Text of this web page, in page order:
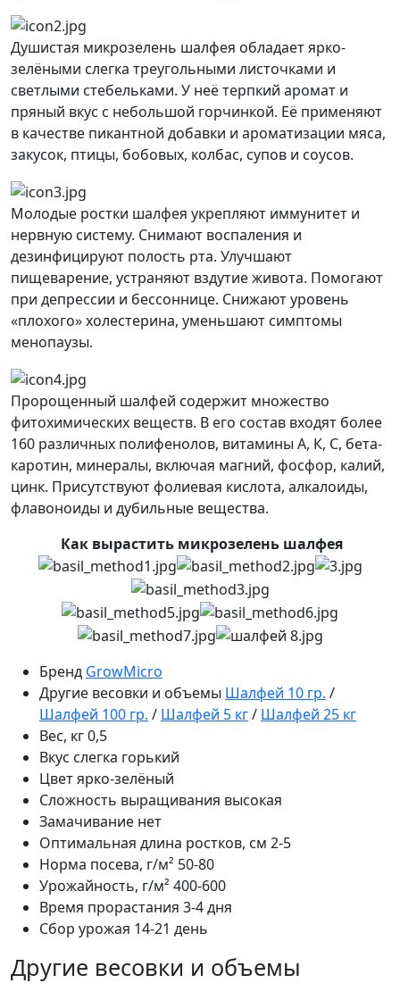
Душистая микрозелень шалфея обладает ярко-
зелёными слегка треугольными листочками и
светлыми стебельками. У неё терпкий аромат и
пряный вкус с небольшой горчинкой. Её применяют
в качестве пикантной добавки и ароматизации мяса,
закусок, птицы, бобовых, колбас, супов и соусов.
Молодые ростки шалфея укрепляют иммунитет и
нервную систему. Снимают воспаления и
дезинфицируют полость рта. Улучшают
пищеварение, устраняют вздутие живота. Помогают
при депрессии и бессоннице. Снижают уровень
«плохого» холестерина, уменьшают симптомы
менопаузы.
Пророщенный шалфей содержит множество
фитохимических веществ. В его состав входят более
160 различных полифенолов, витамины А, К, С, бета-
каротин, минералы, включая магний, фосфор, калий,
цинк. Присутствуют фолиевая кислота, алкалоиды,
флавоноиды и дубильные вещества.
Как вырастить микрозелень шалфея
Бренд GrowMicro
Другие весовки и объемы Шалфей 10 гр. /
Шалфей 100 гр. / Шалфей 5 кг/ Шалфей 25 кг
Вес, кг0,5
Вкус слегка горький
Цветярко-зелёный
Сложность выращивания высокая
Замачивание нет
Оптимальная длина ростков, см 2-5
Норма посева, г/м² 50-80
Урожайность, г/м² 400-600
Время прорастания 3-4 дня
Сбор урожая 14-21 день
Другие весовки и объемы